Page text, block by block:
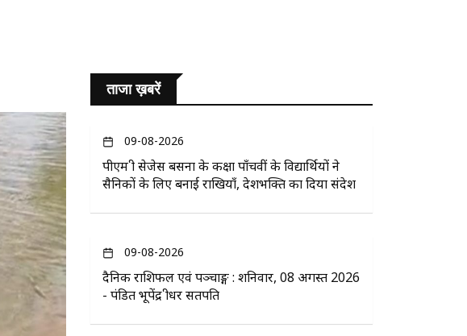
ताजा ख़बरें
09-08-2026
पीएम श्री सेजेस बसना के कक्षा पाँचवीं के विद्यार्थियों ने
सैनिकों के लिए बनाई राखियाँ, देशभक्ति का दिया संदेश
09-08-2026
दैनिक राशिफल एवं पञ्चाङ्ग : शनिवार, 08 अगस्त 2026
- पंडित भूपेंद्र श्रीधर सतपति